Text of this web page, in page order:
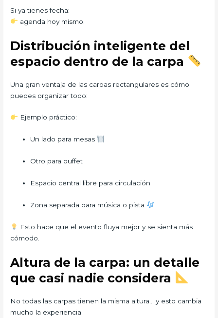
Si ya tienes fecha:
agenda hoy mismo.
Distribución inteligente del
espacio dentro de la carpa
Una gran ventaja de las carpas rectangulares es cómo
puedes organizar todo:
Ejemplo práctico:
Un lado para mesas
Otro para buffet
Espacio central libre para circulación
Zona separada para música o pista
Esto hace que el evento fluya mejor y se sienta más
cómodo.
Altura de la carpa: un detalle
que casi nadie considera
No todas las carpas tienen la misma altura… y esto cambia
mucho la experiencia.